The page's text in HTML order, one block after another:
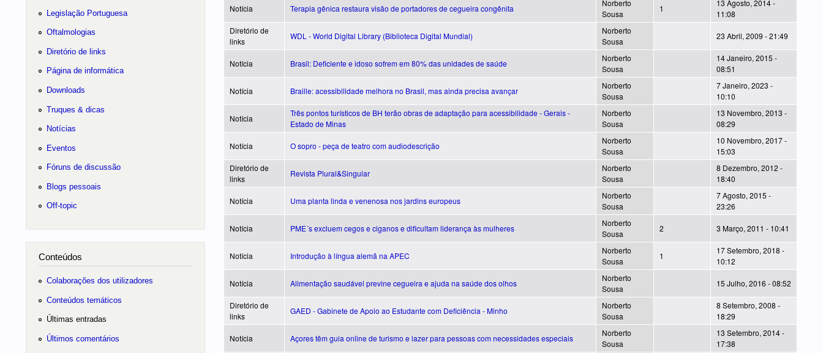
Notícia Terapia gênica restaura visão de portadores de cegueira congênita
Norberto
Sousa
1
13 Agosto, 2014 -
11:08
Diretório de
links
WDL - World Digital Library (Biblioteca Digital Mundial)
Norberto
Sousa
23 Abril, 2009 - 21:49
Notícia Brasil: Deficiente e idoso sofrem em 80% das unidades de saúde
Norberto
Sousa
14 Janeiro, 2015 -
08:51
Notícia Braille: acessibilidade melhora no Brasil, mas ainda precisa avançar
Norberto
Sousa
7 Janeiro, 2023 -
10:10
Notícia
Três pontos turísticos de BH terão obras de adaptação para acessibilidade - Gerais -
Estado de Minas
Norberto
Sousa
13 Novembro, 2013 -
08:29
Notícia O sopro - peça de teatro com audiodescrição
Norberto
Sousa
10 Novembro, 2017 -
15:03
Diretório de
links
Revista Plural&Singular
Norberto
Sousa
8 Dezembro, 2012 -
18:40
Notícia Uma planta linda e venenosa nos jardins europeus
Norberto
Sousa
7 Agosto, 2015 -
23:26
Notícia PME´s excluem cegos e ciganos e dificultam liderança às mulheres
Norberto
Sousa
2 3 Março, 2011 - 10:41
Notícia Introdução à língua alemã na APEC
Norberto
Sousa
1
17 Setembro, 2018 -
10:12
Notícia Alimentação saudável previne cegueira e ajuda na saúde dos olhos
Norberto
Sousa
15 Julho, 2016 - 08:52
Diretório de
links
GAED - Gabinete de Apoio ao Estudante com Deficiência - Minho
Norberto
Sousa
8 Setembro, 2008 -
18:29
Notícia Açores têm guia online de turismo e lazer para pessoas com necessidades especiais
Norberto
Sousa
13 Setembro, 2014 -
17:38
Legislação Portuguesa
Oftalmologias
Diretório de links
Página de informática
Downloads
Truques & dicas
Notícias
Eventos
Fóruns de discussão
Blogs pessoais
Off-topic
Conteúdos
Colaborações dos utilizadores
Conteúdos temáticos
Últimas entradas
Últimos comentários